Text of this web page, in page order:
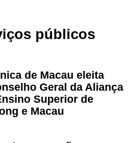
públicos
de Macau eleita
Geral da Aliança
Superior de
e Macau